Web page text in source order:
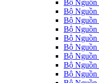
Bộ Nguồn
Bộ Nguồn
Bộ Nguồn
Bộ Nguồn
Bộ Nguồn
Bộ Nguồn
Bộ Nguồn
Bộ Nguồn
Bộ Nguồn